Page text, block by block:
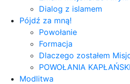
Dialog z islamem
Pójdź za mną!
Powołanie
Formacja
Dlaczego zostałem
POWOŁANIA
Modlitwa